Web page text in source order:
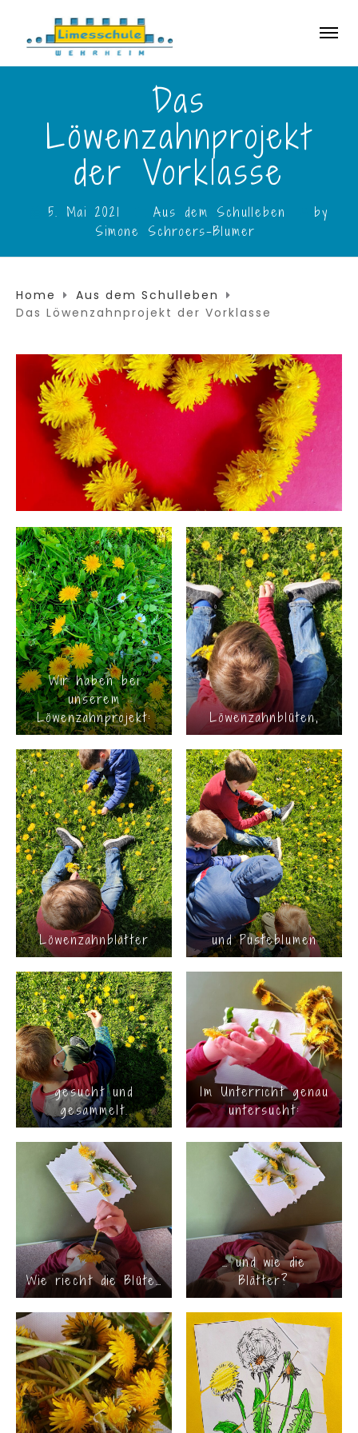
Das
Löwenzahnprojekt
der Vorklasse
5. Mai 2021 Aus dem Schulleben
by
Simone Schroers-Blumer
Home
Aus dem Schulleben
Das Löwenzahnprojekt der Vorklasse
Wir haben bei
unserem
Löwenzahnprojekt:
Löwenzahnblüten,
Löwenzahnblätter und Pusteblumen
gesucht und
gesammelt.
Im Unterricht genau
untersucht:
Wie riecht die Blüte…
… und wie die
Blätter?